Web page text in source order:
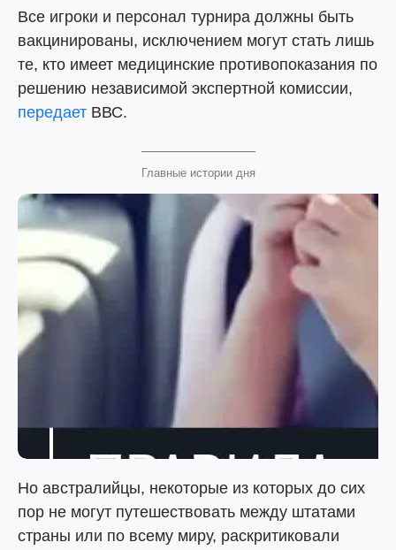
Все игроки и персонал турнира должны быть
вакцинированы, исключением могут стать лишь
те, кто имеет медицинские противопоказания по
решению независимой экспертной комиссии,
передает ВВС.
Главные истории дня
Но австралийцы, некоторые из которых до сих
пор не могут путешествовать между штатами
страны или по всему миру, раскритиковали